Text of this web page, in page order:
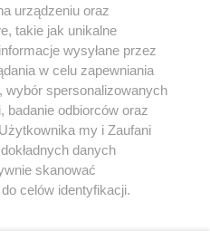
regulamin korzystania z portali
Skontaktuj się z nami
Kontakt
Wydawca
Redakcja
urządzeniu oraz
takie jak unikalne
wysyłane przez
w celu zapewniania
wybór spersonalizowanych
badanie odbiorców oraz
my i Zaufani
danych
skanować
celów identyfikacji.